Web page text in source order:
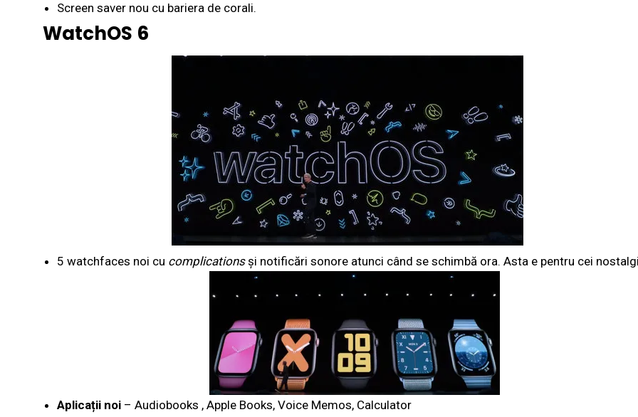
Screen saver nou cu bariera de corali.
WatchOS 6
5 watchfaces noi cu complicationsși notificări sonore atunci când se schimbă ora. Asta e pentru cei
Aplicații noi – Audiobooks , Apple Books, Voice Memos, Calculator